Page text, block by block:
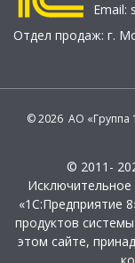
Email:
Отдел продаж: г.
© 2026 АО «Группа
© 2011-
«1С:Предприятие
продуктов
этом сайте,